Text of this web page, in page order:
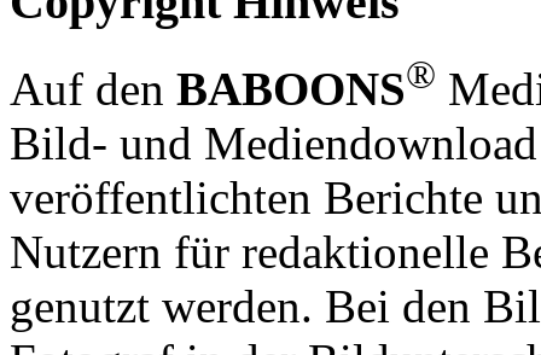
Auf den BABOONS®
Bild- und
veröffentlichten Berichte
Nutzern für redaktionelle
genutzt werden. Bei den